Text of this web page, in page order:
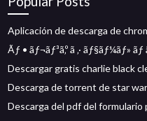
Aplicación de descarga de
Ãƒ • ãƒ¬ãƒ³ã‚º ã ‚· ãƒ§ãƒ¼ãƒ»
Descargar gratis charlie black
Descarga de torrent de star
Descarga del pdf del formulario